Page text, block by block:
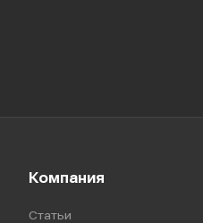
Компания
Статьи